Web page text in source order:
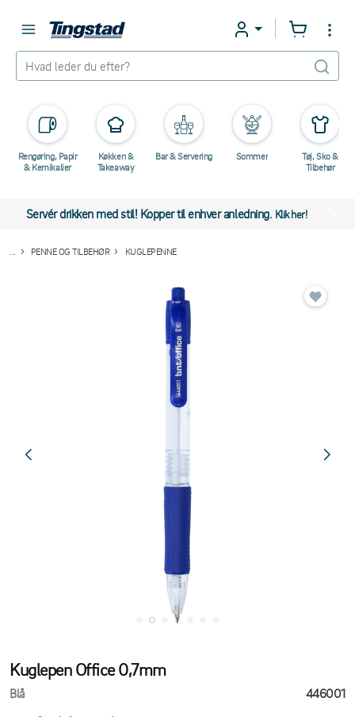
Rengøring, Papir
& Kemikalier
Køkken &
Takeaway
Bar & Servering Sommer
Tøj, Sko &
Tilbehør
Servér drikken med stil! Kopper til enhver anledning. Klik her!
PENNE OG TILBEHØR KUGLEPENNE
Kuglepen Office 0,7mm
Blå
446001